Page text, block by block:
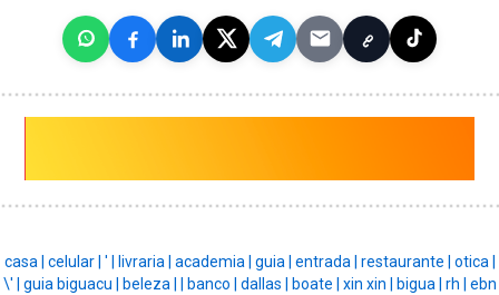
casa | celular | ' | livraria | academia | guia | entrada | restaurante | otica |
\' | guia biguacu | beleza | | banco | dallas | boate | xin xin | bigua | rh | ebn